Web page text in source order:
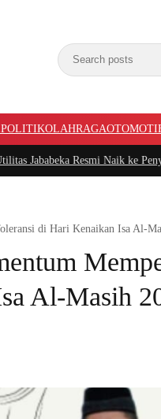
POLITIKOLAHRAGA
Resmi Naik ke Penyidikan|Belum
di Hari Kenaikan Isa Al-
Al-Masih